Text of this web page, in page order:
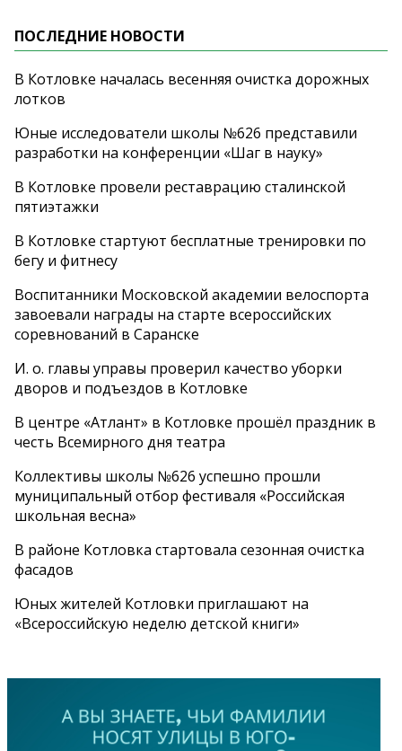
ПОСЛЕДНИЕ НОВОСТИ
В Котловке началась весенняя очистка дорожных
лотков
Юные исследователи школы №626 представили
разработки на конференции «Шаг в науку»
В Котловке провели реставрацию сталинской
пятиэтажки
В Котловке стартуют бесплатные тренировки по
бегу и фитнесу
Воспитанники Московской академии велоспорта
завоевали награды на старте всероссийских
соревнований в Саранске
И. о. главы управы проверил качество уборки
дворов и подъездов в Котловке
В центре «Атлант» в Котловке прошёл праздник в
честь Всемирного дня театра
Коллективы школы №626 успешно прошли
муниципальный отбор фестиваля «Российская
школьная весна»
В районе Котловка стартовала сезонная очистка
фасадов
Юных жителей Котловки приглашают на
«Всероссийскую неделю детской книги»